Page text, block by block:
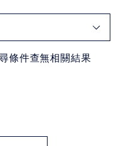
條件查無相關結果